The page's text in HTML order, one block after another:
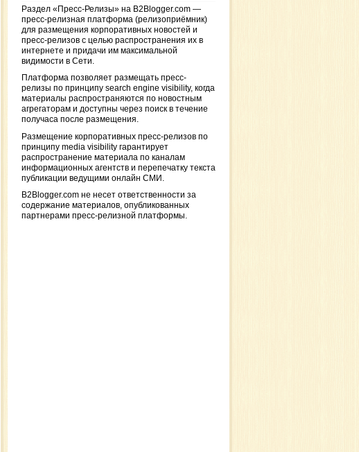
Раздел «Пресс-Релизы» на B2Blogger.com —
пресс-релизная платформа (релизоприёмник)
для размещения корпоративных новостей и
пресс-релизов с целью распространения их в
интернете и придачи им максимальной
видимости в Сети.
Платформа позволяет размещать пресс-
релизы по принципу search engine visibility, когда
материалы распространяются по новостным
агрегаторам и доступны через поиск в течение
получаса после размещения.
Размещение корпоративных пресс-релизов по
принципу media visibility гарантирует
распространение материала по каналам
информационных агентств и перепечатку текста
публикации ведущими онлайн СМИ.
B2Blogger.com не несет ответственности за
содержание материалов, опубликованных
партнерами пресс-релизной платформы.